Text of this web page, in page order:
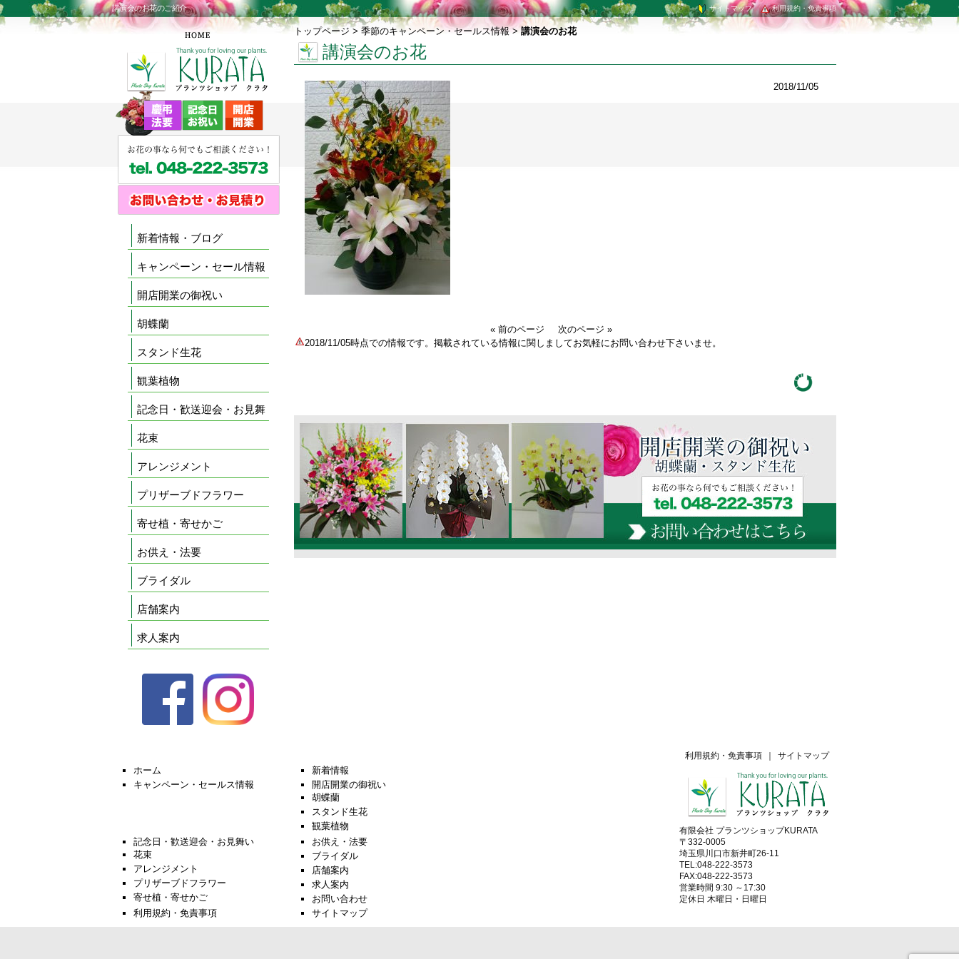
講演会のお花のご紹介 利用規約・免責事項
サイトマップ
トップページ > 季節のキャンペーン・セールス情報>講演会のお花
講演会のお花
2018/11/05
« 前のページ
次のページ »
2018/11/05時点での情報です。掲載されている情報に関しましてお気軽にお問い合わせ下さいませ。
新着情報・ブログ
キャンペーン・セール情報
開店開業の御祝い
胡蝶蘭
スタンド生花
観葉植物
記念日・歓送迎会・お見舞
花束
アレンジメント
プリザーブドフラワー
寄せ植・寄せかご
お供え・法要
ブライダル
店舗案内
求人案内
ホーム
新着情報
キャンペーン・セールス情報
開店開業の御祝い
胡蝶蘭
スタンド生花
観葉植物
記念日・歓送迎会・お見舞い
花束
アレンジメント
プリザーブドフラワー
寄せ植・寄せかご
お供え・法要
ブライダル
店舗案内
求人案内
お問い合わせ
利用規約・免責事項
サイトマップ
サイトマップ
利用規約・免責事項
有限会社 プランツショップKURATA
〒332-0005
埼玉県川口市新井町26-11
TEL:048-222-3573
FAX:048-222-3573
営業時間 9:30 ～17:30
定休日 木曜日・日曜日